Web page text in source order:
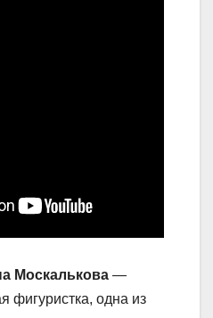
Москалькова —
фигуристка, одна из